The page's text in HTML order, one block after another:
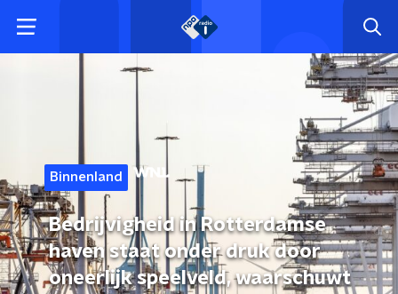
Binnenland
Bedrijvigheid in Rotterdamse
haven staat onder druk door
oneerlijk speelveld, waarschuwt